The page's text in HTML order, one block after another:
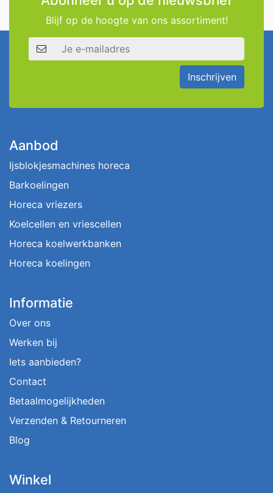
Blijf op de hoogte van ons assortiment!
E-mailadres
Inschrijven
Aanbod
Ijsblokjesmachines horeca
Barkoelingen
Horeca vriezers
Koelcellen en vriescellen
Horeca koelwerkbanken
Horeca koelingen
Informatie
Over ons
Werken bij
Iets aanbieden?
Contact
Betaalmogelijkheden
Verzenden & Retourneren
Blog
Winkel